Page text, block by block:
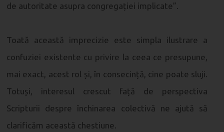
de autoritate asupra congregației implicate”.
Toată această imprecizie este simpla ilustrare a
confuziei existente cu privire la ceea ce presupune,
mai exact, acest rol și, în consecință, cine poate sluji.
Totuși, interesul crescut față de perspectiva
Scripturii despre închinarea colectivă ne ajută să
clarificăm această chestiune.